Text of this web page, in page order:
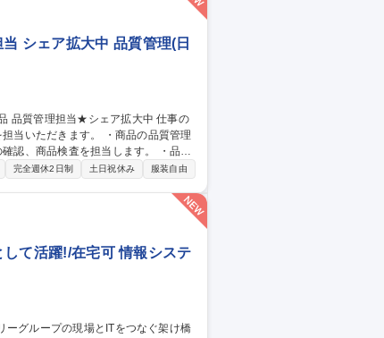
シェア拡大中 品質管理(日
す。 ・商品の品質管理
認、商品検査を担当します。 ・品質
完全週休2日制 土日祝休み 服装自由
て活躍!/在宅可 情報システ